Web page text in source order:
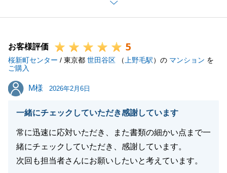
この度は本当にありがとうございました。
喜ばれております。
次回ご利用いただく機会がございましたら、是非弊社
にお申し付けください。
今後とも『東急リバブル』をご愛顧賜りますよう宜し
閉じる
お客様評価 5
桜新町センター / 東京都 世田谷区 （ 上野毛駅）の マンション を
ご購入
M様
M様 2026年2月6日
一緒にチェックしていただき感謝しています
常に迅速に応対いただき、また書類の細かい点まで一
緒にチェックしていただき、感謝しています。
次回も担当者さんにお願いしたいと考えています。